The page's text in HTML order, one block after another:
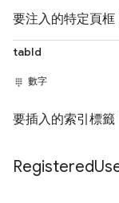
要注入的特定頁框
tabId
數字
要插入的索引標籤
Registered